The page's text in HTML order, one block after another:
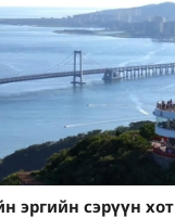
эргийн сэрүүн хот